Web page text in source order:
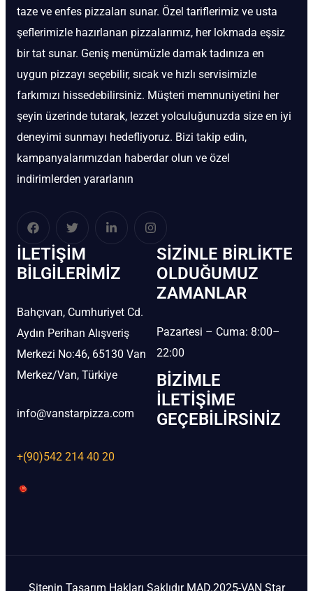
taze ve enfes pizzaları sunar. Özel tariflerimiz ve usta
şeflerimizle hazırlanan pizzalarımız, her lokmada eşsiz
bir tat sunar. Geniş menümüzle damak tadınıza en
uygun pizzayı seçebilir, sıcak ve hızlı servisimizle
farkımızı hissedebilirsiniz. Müşteri memnuniyetini her
şeyin üzerinde tutarak, lezzet yolculuğunuzda size en iyi
deneyimi sunmayı hedefliyoruz. Bizi takip edin,
kampanyalarımızdan haberdar olun ve özel
indirimlerden yararlanın
İLETIŞIM
BİLGILERIMIZ
Bahçıvan, Cumhuriyet Cd.
Aydın Perihan Alışveriş
Merkezi No:46, 65130 Van
Merkez/Van, Türkiye
info@vanstarpizza.com
+(90)542 214 40 20
SIZINLE BIRLIKTE
OLDUĞUMUZ
ZAMANLAR
Pazartesi – Cuma: 8:00–
22:00
BIZIMLE
İLETIŞIME
GEÇEBILIRSINIZ
Sitenin Tasarım Hakları Saklıdır MAD.2025-VAN Star